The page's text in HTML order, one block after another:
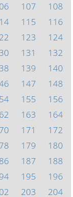
107
108
115
116
123
124
131
132
139
140
147
148
155
156
163
164
171
172
179
180
187
188
195
196
203 204